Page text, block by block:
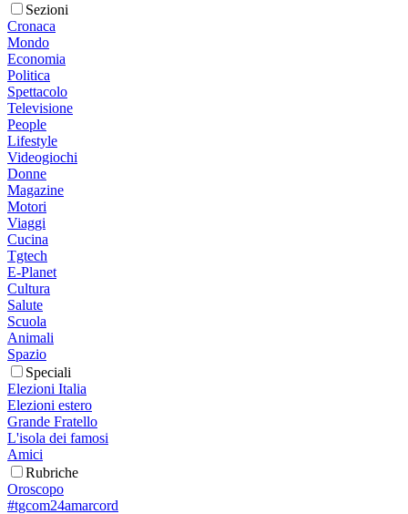
Sezioni
Cronaca
Mondo
Economia
Politica
Spettacolo
Televisione
People
Lifestyle
Videogiochi
Donne
Magazine
Motori
Viaggi
Cucina
Tgtech
E-Planet
Cultura
Salute
Scuola
Animali
Spazio
Speciali
Elezioni Italia
Elezioni estero
Grande Fratello
L'isola dei famosi
Amici
Rubriche
Oroscopo
#tgcom24amarcord